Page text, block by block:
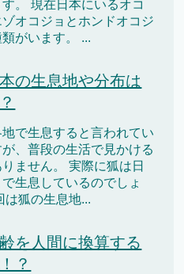
。 現在日本にいるオコ
ゾオコジョとホンドオコジ
類がいます。 ...
の生息地や分布は
地で生息すると言われてい
が、普段の生活で見かける
ません。 実際に狐は日
生息しているのでしょ
は狐の生息地...
を人間に換算する
？